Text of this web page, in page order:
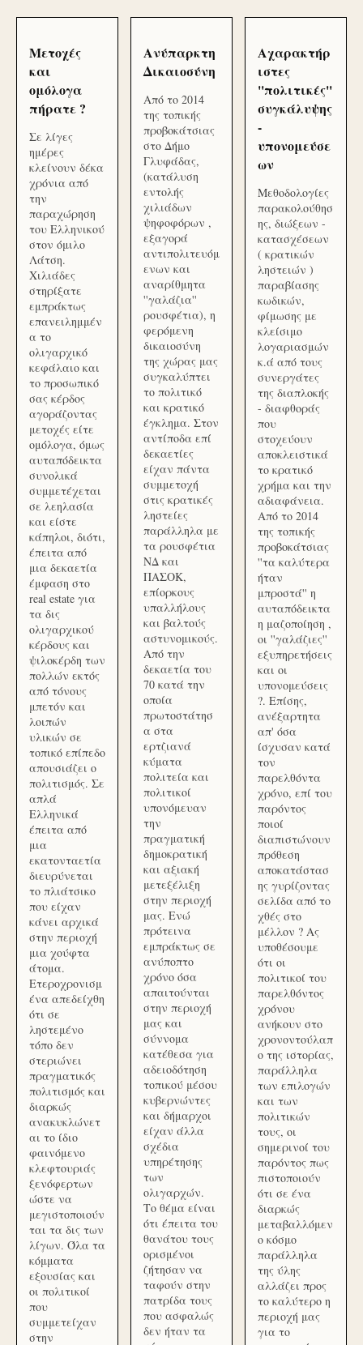
Μετοχές
και
ομόλογα
πήρατε ?
Σε λίγες
ημέρες
κλείνουν δέκα
χρόνια από
την
παραχώρηση
του Ελληνικού
στον όμιλο
Λάτση.
Χιλιάδες
στηρίξατε
εμπράκτως
επανειλημμέν
α το
ολιγαρχικό
κεφάλαιο και
το προσωπικό
σας κέρδος
αγοράζοντας
μετοχές είτε
ομόλογα, όμως
αυταπόδεικτα
συνολικά
συμμετέχεται
σε λεηλασία
και είστε
κάπηλοι, διότι,
έπειτα από
μια δεκαετία
έμφαση στο
real estate για
τα δις
ολιγαρχικού
κέρδους και
ψιλοκέρδη των
πολλών εκτός
από τόνους
μπετόν και
λοιπών
υλικών σε
τοπικό επίπεδο
απουσιάζει ο
πολιτισμός. Σε
απλά
Ελληνικά
έπειτα από
μια
εκατονταετία
διευρύνεται
το πλιάτσικο
που είχαν
κάνει αρχικά
στην περιοχή
μια χούφτα
άτομα.
Ετεροχρονισμ
ένα απεδείχθη
ότι σε
ληστεμένο
τόπο δεν
στεριώνει
πραγματικός
πολιτισμός και
διαρκώς
ανακυκλώνετ
αι το ίδιο
φαινόμενο
κλεφτουριάς
ξενόφερτων
ώστε να
μεγιστοποιούν
ται τα δις των
λίγων. Όλα τα
κόμματα
εξουσίας και
οι πολιτικοί
που
συμμετείχαν
στην
Ανύπαρκτη
Δικαιοσύνη
Από το 2014
της τοπικής
προβοκάτσιας
στο Δήμο
Γλυφάδας,
(κατάλυση
εντολής
χιλιάδων
ψηφοφόρων ,
εξαγορά
αντιπολιτευόμ
ενων και
αναρίθμητα
''γαλάζια''
ρουσφέτια), η
φερόμενη
δικαιοσύνη
της χώρας μας
συγκαλύπτει
το πολιτικό
και κρατικό
έγκλημα. Στον
αντίποδα επί
δεκαετίες
είχαν πάντα
συμμετοχή
στις κρατικές
ληστείες
παράλληλα με
τα ρουσφέτια
ΝΔ και
ΠΑΣΟΚ,
επίορκους
υπαλλήλους
και βαλτούς
αστυνομικούς.
Από την
δεκαετία του
70 κατά την
οποία
πρωτοστάτησ
α στα
ερτζιανά
κύματα
πολιτεία και
πολιτικοί
υπονόμευαν
την
πραγματική
δημοκρατική
και αξιακή
μετεξέλιξη
στην περιοχή
μας. Ενώ
πρότεινα
εμπράκτως σε
ανύποπτο
χρόνο όσα
απαιτούνται
στην περιοχή
μας και
σύννομα
κατέθεσα για
αδειοδότηση
τοπικού μέσου
κυβερνώντες
και δήμαρχοι
είχαν άλλα
σχέδια
υπηρέτησης
των
ολιγαρχών.
Το θέμα είναι
ότι έπειτα του
θανάτου τους
ορισμένοι
ζήτησαν να
ταφούν στην
πατρίδα τους
που ασφαλώς
δεν ήταν τα
Αχαρακτήρ
ιστες
''πολιτικές''
συγκάλυψης
-
υπονομεύσε
ων
Μεθοδολογίες
παρακολούθησ
ης, διώξεων -
κατασχέσεων
( κρατικών
ληστειών )
παραβίασης
κωδικών,
φίμωσης με
κλείσιμο
λογαριασμών
κ.ά από τους
συνεργάτες
της διαπλοκής
- διαφθοράς
που
στοχεύουν
αποκλειστικά
το κρατικό
χρήμα και την
αδιαφάνεια.
Από το 2014
της τοπικής
προβοκάτσιας
''τα καλύτερα
ήταν
μπροστά'' η
αυταπόδεικτα
η μαζοποίηση ,
οι ''γαλάζιες''
εξυπηρετήσεις
και οι
υπονομεύσεις
?. Επίσης,
ανέξαρτητα
απ' όσα
ίσχυσαν κατά
τον
παρελθόντα
χρόνο, επί του
παρόντος
ποιοί
διαπιστώνουν
πρόθεση
αποκατάστασ
ης γυρίζοντας
σελίδα από το
χθές στο
μέλλον ? Ας
υποθέσουμε
ότι οι
πολιτικοί του
παρελθόντος
χρόνου
ανήκουν στο
χρονοντούλαπ
ο της ιστορίας,
παράλληλα
των επιλογών
και των
πολιτικών
τους, οι
σημερινοί του
παρόντος πως
πιστοποιούν
ότι σε ένα
διαρκώς
μεταβαλλόμεν
ο κόσμο
παράλληλα
της ύλης
αλλάζει προς
το καλύτερο η
περιοχή μας
για το